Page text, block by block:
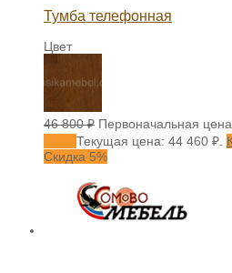
Тумба телефонная
Цвет
46 800₽ Первоначальная
Текущая цена: 44 460 ₽.
Скидка 5%